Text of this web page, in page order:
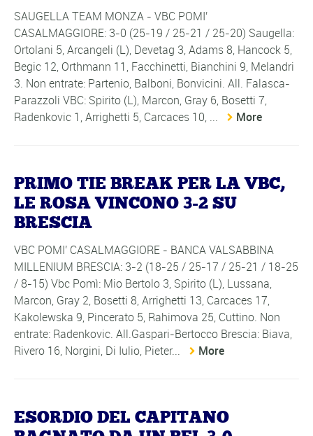
SAUGELLA TEAM MONZA - VBC POMI'
CASALMAGGIORE: 3-0 (25-19 / 25-21 / 25-20) Saugella:
Ortolani 5, Arcangeli (L), Devetag 3, Adams 8, Hancock 5,
Begic 12, Orthmann 11, Facchinetti, Bianchini 9, Melandri
3. Non entrate: Partenio, Balboni, Bonvicini. All. Falasca-
Parazzoli VBC: Spirito (L), Marcon, Gray 6, Bosetti 7,
Radenkovic 1, Arrighetti 5, Carcaces 10, ...
More
PRIMO TIE BREAK PER LA VBC,
LE ROSA VINCONO 3-2 SU
BRESCIA
VBC POMI' CASALMAGGIORE - BANCA VALSABBINA
MILLENIUM BRESCIA: 3-2 (18-25 / 25-17 / 25-21 / 18-25
/ 8-15) Vbc Pomì: Mio Bertolo 3, Spirito (L), Lussana,
Marcon, Gray 2, Bosetti 8, Arrighetti 13, Carcaces 17,
Kakolewska 9, Pincerato 5, Rahimova 25, Cuttino. Non
entrate: Radenkovic. All.Gaspari-Bertocco Brescia: Biava,
Rivero 16, Norgini, Di Iulio, Pieter...
More
ESORDIO DEL CAPITANO